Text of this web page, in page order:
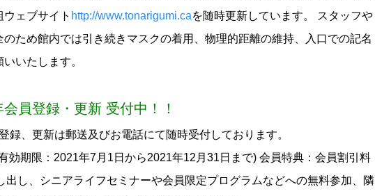
ェブサイト http://www.tonarigumi.caを随時更新しています。 スタッフや
のため館内では引き続きマスクの着用、物理的距離の維持、入口での記名
いたします。
員登録・更新 受付中！！
録、更新は郵送及びお電話にて随時受付しております。
効期限：2021年7月1日から2021年12月31日まで) 会員特典：会員割引料
出し、シニアライフセミナーや会員限定プログラムなどへの無料参加、隣